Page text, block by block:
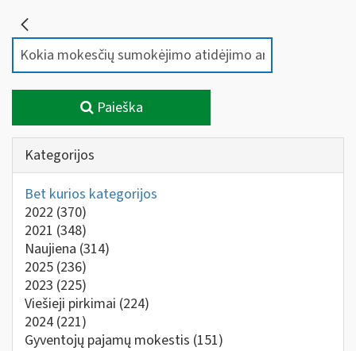
Paieška
Kategorijos
Bet kurios kategorijos
2022 (370)
2021 (348)
Naujiena (314)
2025 (236)
2023 (225)
Viešieji pirkimai (224)
2024 (221)
Gyventojų pajamų mokestis (151)